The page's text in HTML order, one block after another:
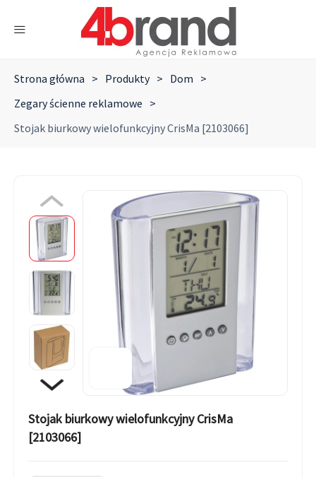
Strona główna > Produkty > Dom >
Zegary ścienne reklamowe >
Stojak biurkowy wielofunkcyjny CrisMa [2103066]
Stojak biurkowy wielofunkcyjny CrisMa
[2103066]